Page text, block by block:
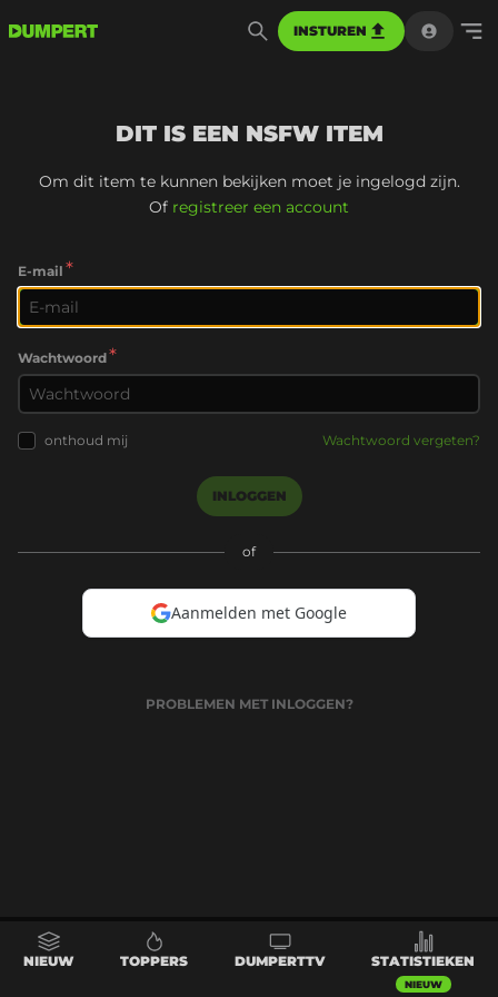
INSTUREN
DIT IS EEN NSFW ITEM
Om dit item te kunnen bekijken moet je ingelogd zijn.
Of registreer een account
E-mail *
Wachtwoord*
onthoud mij Wachtwoord vergeten?
INLOGGEN
of
Aanmelden met Google
PROBLEMEN MET INLOGGEN?
NIEUW TOPPERS DUMPERTTV STATISTIEKEN
NIEUW